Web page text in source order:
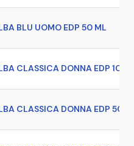
BLU UOMO EDP 50 ML
CLASSICA DONNA EDP 100
CLASSICA DONNA EDP 50